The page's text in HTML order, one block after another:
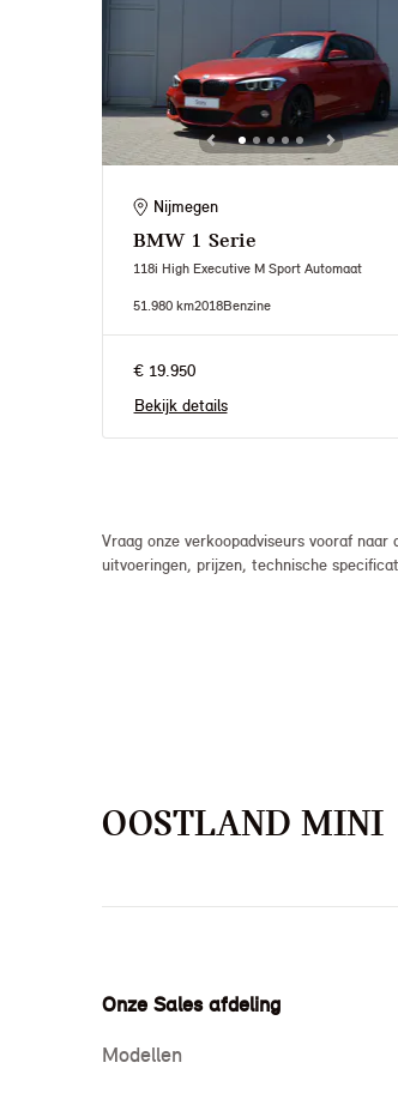
Nijmegen
BMW 1 Serie
118i High Executive M Sport Automaat
51.980 km2018Benzine
€ 19.950
Bekijk details
Vraag onze verkoopadviseurs vooraf
uitvoeringen, prijzen, technische
OOSTLAND MINI
Onze Sales afdeling
Modellen